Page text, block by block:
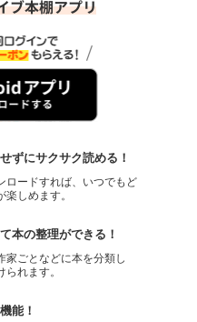
ずにサクサク読める！
ロードすれば、いつでもど
楽しめます。
本の整理ができる！
家ごとなどに本を分類し
れます。
能！